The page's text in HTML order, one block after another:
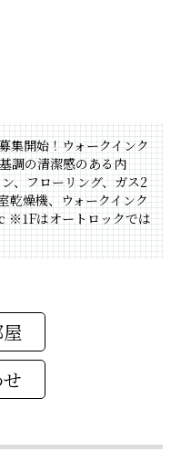
集開始！ウォークインク
調の清潔感のある内
、フローリング、ガス2
乾燥機、ウォークインク
※1Fはオートロックでは